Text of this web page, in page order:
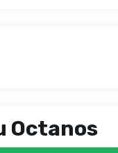
Octanos